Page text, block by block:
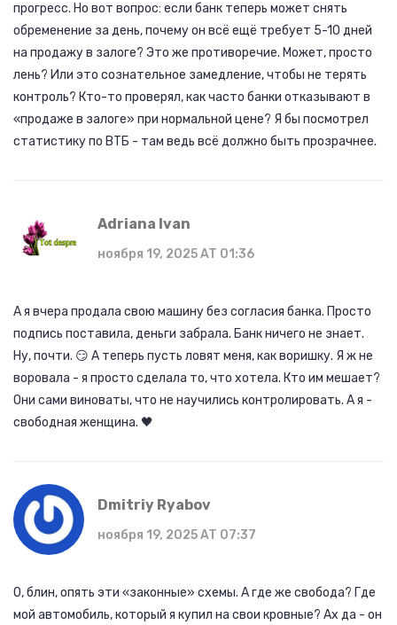
прогресс. Но вот вопрос: если банк теперь может снять
обременение за день, почему он всё ещё требует 5-10 дней
на продажу в залоге? Это же противоречие. Может, просто
лень? Или это сознательное замедление, чтобы не терять
контроль? Кто-то проверял, как часто банки отказывают в
«продаже в залоге» при нормальной цене? Я бы посмотрел
статистику по ВТБ - там ведь всё должно быть прозрачнее.
Adriana Ivan
ноября 19, 2025 AT 01:36
А я вчера продала свою машину без согласия банка. Просто
подпись поставила, деньги забрала. Банк ничего не знает.
Ну, почти. 😏 А теперь пусть ловят меня, как воришку. Я ж не
воровала - я просто сделала то, что хотела. Кто им мешает?
Они сами виноваты, что не научились контролировать. А я -
свободная женщина. 🖤
Dmitriy Ryabov
ноября 19, 2025 AT 07:37
О, блин, опять эти «законные» схемы. А где же свобода? Где
мой автомобиль, который я купил на свои кровные? Ах да - он